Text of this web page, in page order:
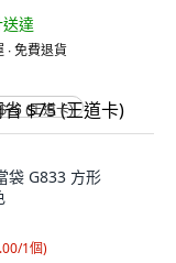
達
∙ 免費退貨
(王道卡)
袋 G833 方形
1個)